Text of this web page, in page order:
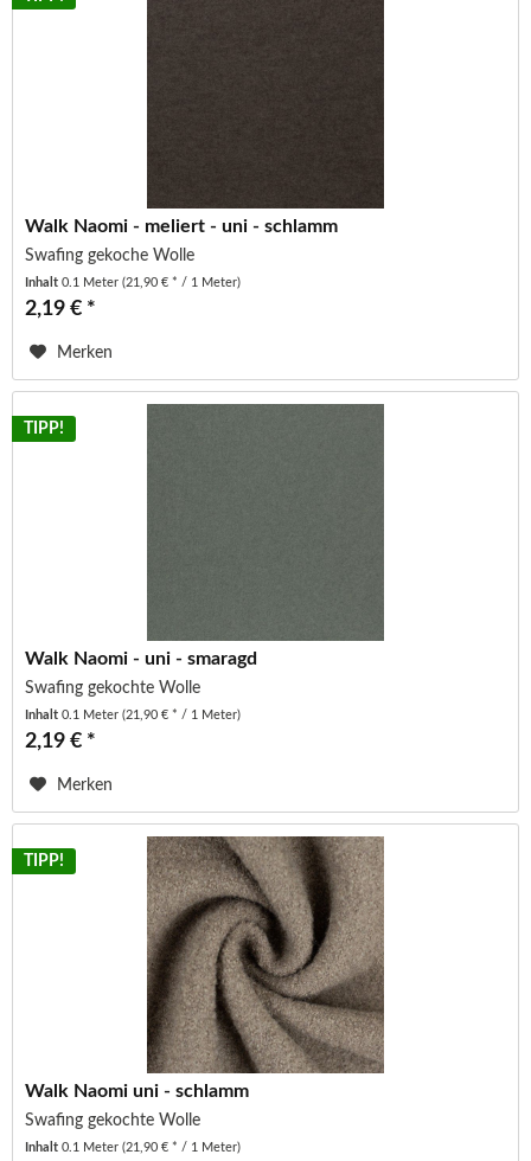
Walk Naomi - meliert - uni - schlamm
Swafing gekoche Wolle
Inhalt0.1 Meter(21,90 € * / 1 Meter)
2,19 € *
Merken
TIPP!
Walk Naomi - uni - smaragd
Swafing gekochte Wolle
Inhalt0.1 Meter(21,90 € * / 1 Meter)
2,19 € *
Merken
TIPP!
Walk Naomi uni - schlamm
Swafing gekochte Wolle
Inhalt0.1 Meter(21,90 € * / 1 Meter)